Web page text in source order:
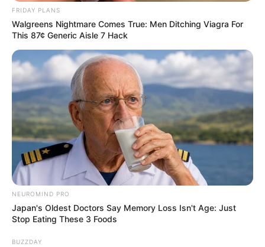
FRIDAY PLANS
Walgreens Nightmare Comes True: Men Ditching Viagra For
This 87¢ Generic Aisle 7 Hack
NEUROMIND PRO
Japan's Oldest Doctors Say Memory Loss Isn't Age: Just
Stop Eating These 3 Foods
BUZZDAY